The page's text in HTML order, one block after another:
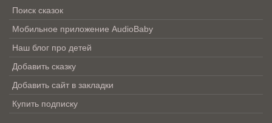
Поиск сказок
Мобильное приложение AudioBaby
Наш блог про детей
Добавить сказку
Добавить сайт в закладки
Купить подписку